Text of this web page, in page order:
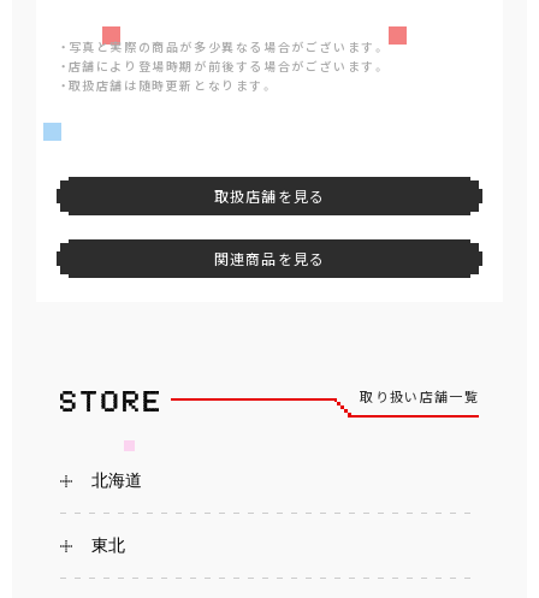
・写真と実際の商品が多少異なる場合がございます。
・店舗により登場時期が前後する場合がございます。
・取扱店舗は随時更新となります。
取扱店舗を見る
関連商品を見る
取り扱い店舗一覧
北海道
東北